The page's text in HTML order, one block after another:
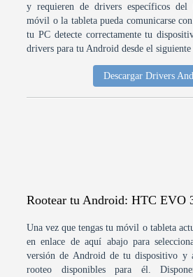
y requieren de drivers específicos del
móvil o la tableta pueda comunicarse
tu PC detecte correctamente tu
drivers para tu Android desde el siguiente
Descargar Drivers
Rootear tu Android: HTC EVO
Una vez que tengas tu móvil o tableta
en enlace de aquí abajo para
versión de Android de tu dispositivo y
rooteo disponibles para él.